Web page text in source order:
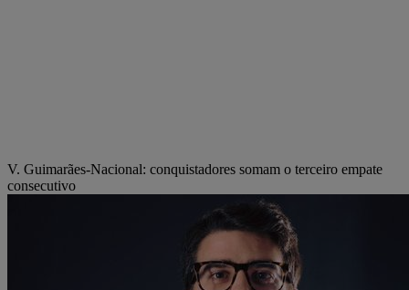
V. Guimarães-Nacional: conquistadores somam o terceiro empate
consecutivo